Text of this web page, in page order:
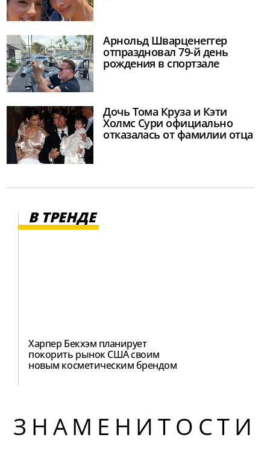
Арнольд Шварценеггер
отпраздновал 79-й день
рождения в спортзале
Дочь Тома Круза и Кэти
Холмс Сури официально
отказалась от фамилии отца
В ТРЕНДЕ
Харпер Бекхэм планирует
покорить рынок США своим
новым косметическим брендом
ЗНАМЕНИТОСТИ